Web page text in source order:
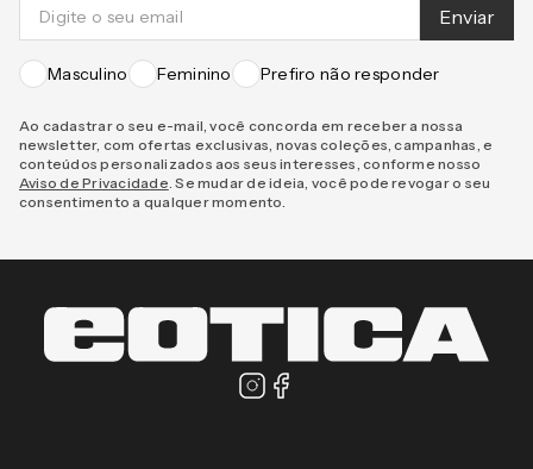
Enviar
Masculino Feminino Prefiro não responder
Ao cadastrar o seu e-mail, você concorda em receber a nossa
newsletter, com ofertas exclusivas, novas coleções, campanhas, e
conteúdos personalizados aos seus interesses, conforme nosso
Aviso de Privacidade . Se mudar de ideia, você pode revogar o seu
consentimento a qualquer momento.